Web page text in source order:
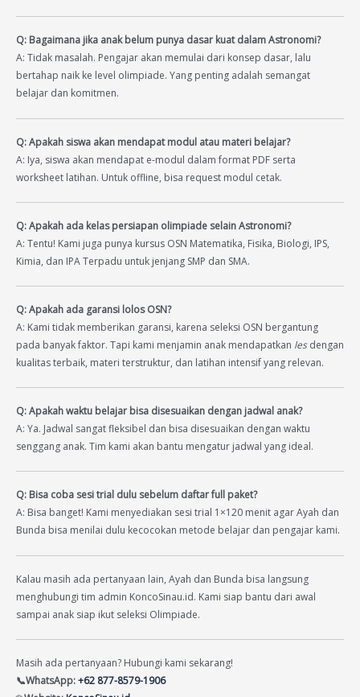
Q: Bagaimana jika anak belum punya dasar kuat dalam Astronomi?
A: Tidak masalah. Pengajar akan memulai dari konsep dasar, lalu
bertahap naik ke level olimpiade. Yang penting adalah semangat
belajar dan komitmen.
Q: Apakah siswa akan mendapat modul atau materi belajar?
A: Iya, siswa akan mendapat e-modul dalam format PDF serta
worksheet latihan. Untuk offline, bisa request modul cetak.
Q: Apakah ada kelas persiapan olimpiade selain Astronomi?
A: Tentu! Kami juga punya kursus OSN Matematika, Fisika, Biologi, IPS,
Kimia, dan IPA Terpadu untuk jenjang SMP dan SMA.
Q: Apakah ada garansi lolos OSN?
A: Kami tidak memberikan garansi, karena seleksi OSN bergantung
pada banyak faktor. Tapi kami menjamin anak mendapatkan lesdengan
kualitas terbaik, materi terstruktur, dan latihan intensif yang relevan.
Q: Apakah waktu belajar bisa disesuaikan dengan jadwal anak?
A: Ya. Jadwal sangat fleksibel dan bisa disesuaikan dengan waktu
senggang anak. Tim kami akan bantu mengatur jadwal yang ideal.
Q: Bisa coba sesi trial dulu sebelum daftar full paket?
A: Bisa banget! Kami menyediakan sesi trial 1×120 menit agar Ayah dan
Bunda bisa menilai dulu kecocokan metode belajar dan pengajar kami.
Kalau masih ada pertanyaan lain, Ayah dan Bunda bisa langsung
menghubungi tim admin KoncoSinau.id. Kami siap bantu dari awal
sampai anak siap ikut seleksi Olimpiade.
Masih ada pertanyaan? Hubungi kami sekarang!
📞WhatsApp:+62 877-8579-1906